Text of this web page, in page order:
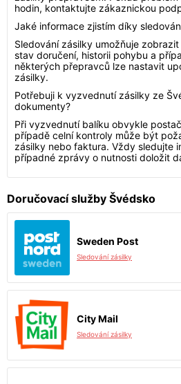
hodin, kontaktujte zákaznickou
Jaké informace zjistím díky
Sledování zásilky umožňuje
stav doručení, historii pohybu a
některých přepravců lze nastavit
zásilky.
Potřebuji k vyzvednutí zásilky ze
dokumenty?
Při vyzvednutí balíku obvykle
případě celní kontroly může být
zásilky nebo faktura. Vždy sledujte
případné zprávy o nutnosti doložit
Doručovací služby Švédsko
Sweden Post
Sledování zásilky
City Mail
Sledování zásilky